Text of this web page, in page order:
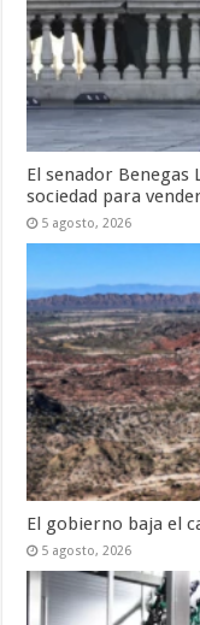
El senador Benegas
sociedad para
5 agosto, 2026
El gobierno baja el
5 agosto, 2026